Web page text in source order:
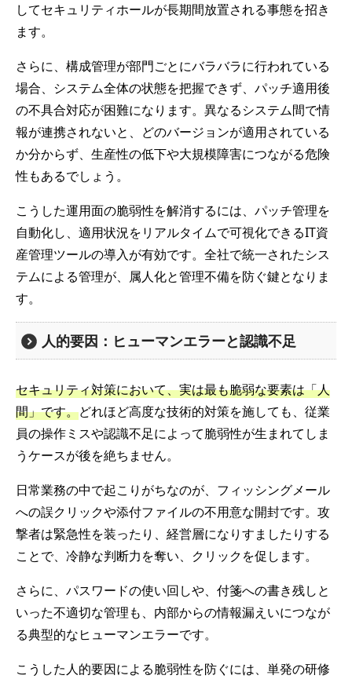
してセキュリティホールが長期間放置される事態を招き
ます。
さらに、構成管理が部門ごとにバラバラに行われている
場合、システム全体の状態を把握できず、パッチ適用後
の不具合対応が困難になります。異なるシステム間で情
報が連携されないと、どのバージョンが適用されている
か分からず、生産性の低下や大規模障害につながる危険
性もあるでしょう。
こうした運用面の脆弱性を解消するには、パッチ管理を
自動化し、適用状況をリアルタイムで可視化できるIT資
産管理ツールの導入が有効です。全社で統一されたシス
テムによる管理が、属人化と管理不備を防ぐ鍵となりま
す。
人的要因：ヒューマンエラーと認識不足
セキュリティ対策において、実は最も脆弱な要素は「人
間」です。どれほど高度な技術的対策を施しても、従業
員の操作ミスや認識不足によって脆弱性が生まれてしま
うケースが後を絶ちません。
日常業務の中で起こりがちなのが、フィッシングメール
への誤クリックや添付ファイルの不用意な開封です。攻
撃者は緊急性を装ったり、経営層になりすましたりする
ことで、冷静な判断力を奪い、クリックを促します。
さらに、パスワードの使い回しや、付箋への書き残しと
いった不適切な管理も、内部からの情報漏えいにつなが
る典型的なヒューマンエラーです。
こうした人的要因による脆弱性を防ぐには、単発の研修